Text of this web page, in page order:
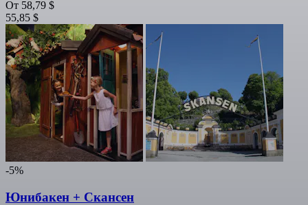
От 58,79 $
55,85 $
-5%
Юнибакен + Скансен